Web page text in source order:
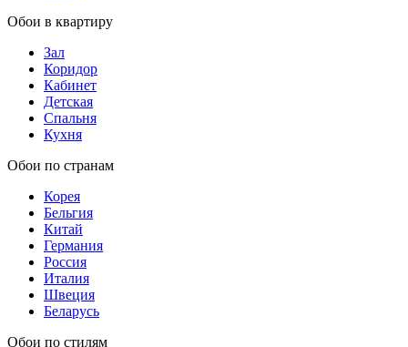
Обои в квартиру
Зал
Коридор
Кабинет
Детская
Спальня
Кухня
Обои по странам
Корея
Бельгия
Китай
Германия
Россия
Италия
Швеция
Беларусь
Обои по стилям